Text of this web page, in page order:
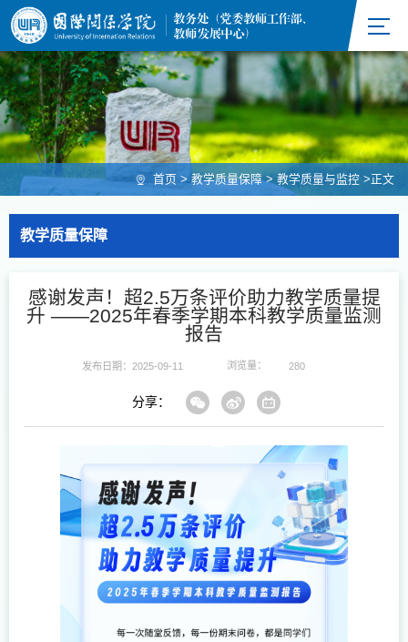
首页 > 教学质量保障 > 教学质量与监控 >正文
教学质量保障
感谢发声！超2.5万条评价助力教学质量提
升 ——2025年春季学期本科教学质量监测
报告
发布日期：2025-09-11 浏览量： 280
分享：